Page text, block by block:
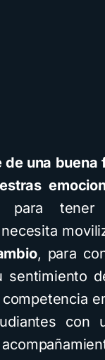
de una buena
para tener
, para
con